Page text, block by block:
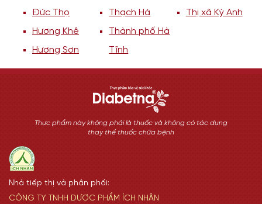
Đức Thọ
Hương Khê
Hương Sơn
Thạch Hà
Thành phố Hà
Tĩnh
Thị xã Kỳ Anh
Thực phẩm này không phải là thuốc và không có tác dụng
thay thế thuốc chữa bệnh
Nhà tiếp thị và phân phối:
CÔNG TY TNHH DƯỢC PHẨM ÍCH NHÂN